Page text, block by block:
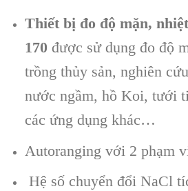
Thiết bị đo độ mặn,
170 được sử dụng đo độ
trồng thủy sản, nghiên
nước ngầm, hồ Koi, tưới
các ứng dụng khác…
Autoranging với 2 phạm
Hệ số chuyển đổi NaCl